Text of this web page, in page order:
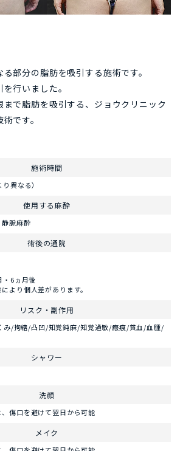
部分の脂肪を吸引する施術です。
行いました。
で脂肪を吸引する、ジョウクリニック
です。
施術時間
異なる）
使用する麻酔
脈麻酔
術後の通院
・6ヵ月後
より個人差があります。
リスク・副作用
み/拘縮/凸凹/知覚鈍麻/知覚過敏/瘢痕/貧血/血腫/
シャワー
洗顔
傷口を避けて翌日から可能
メイク